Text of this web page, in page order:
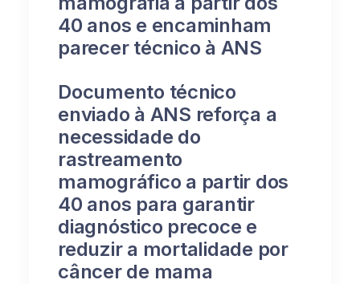
40 anos e encaminham
parecer técnico à ANS
Documento técnico
enviado à ANS reforça a
necessidade do
rastreamento
mamográfico a partir dos
40 anos para garantir
diagnóstico precoce e
reduzir a mortalidade por
câncer de mama